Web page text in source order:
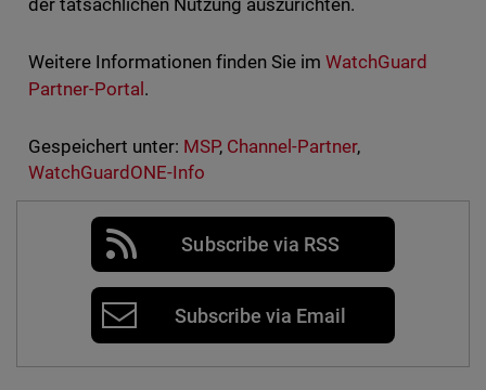
Weitere Informationen finden Sie imWatchGuard
Partner-Portal.
Gespeichert unter: MSP, Channel-Partner,
WatchGuardONE-Info
Subscribe via RSS
Subscribe via Email